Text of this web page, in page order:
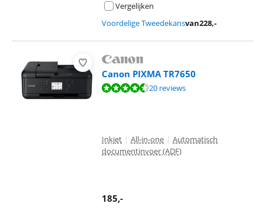
Vergelijken
Voordelige Tweedekansvan228,-
Canon PIXMA TR7650
Beoordeling is 8,6 van de 10, gebaseerd op 20 reviews.
20 reviews
Inkjet | All-in-one | Automatisch
documentinvoer (ADF)
185,-